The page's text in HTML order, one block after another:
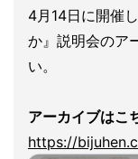
4月14日に開催
か』説明会のア
い。
アーカイブはこ
https://